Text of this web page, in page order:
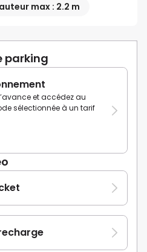
max : 2.2 m
parking
et accédez au
sélectionnée à un tarif